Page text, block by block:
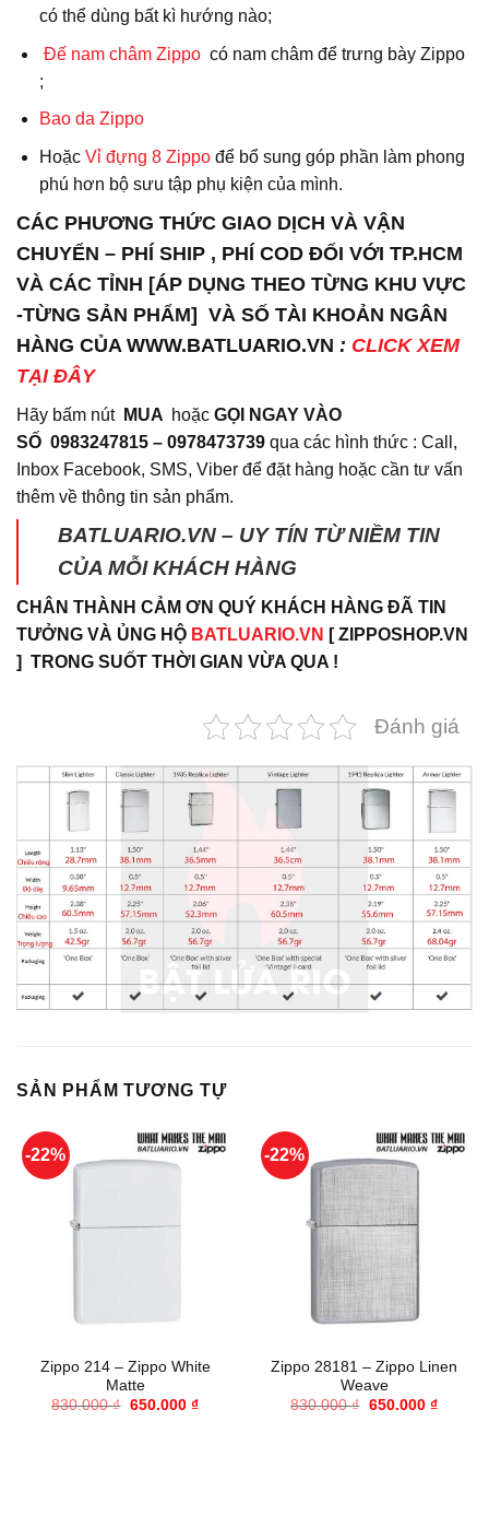
có thể dùng bất kì hướng nào;
Đế nam châm Zippocó nam châm để trưng bày Zippo
;
Bao da Zippo
Hoặc Vỉ đựng 8 Zippođể bổ sung góp phần làm phong
phú hơn bộ sưu tập phụ kiện của mình.
CÁC PHƯƠNG THỨC GIAO DỊCH VÀ VẬN
CHUYỂN – PHÍ SHIP , PHÍ COD ĐỐI VỚI TP.HCM
VÀ CÁC TỈNH [ÁP DỤNG THEO TỪNG KHU VỰC
-TỪNG SẢN PHẨM] VÀ SỐ TÀI KHOẢN NGÂN
HÀNG CỦA WWW.BATLUARIO.VN : CLICK XEM
TẠI ĐÂY
Hãy bấm nút MUA hoặc GỌI NGAY VÀO
SỐ 0983247815 – 0978473739 qua các hình thức : Call,
Inbox Facebook, SMS, Viber để đặt hàng hoặc cần tư vấn
thêm về thông tin sản phẩm.
BATLUARIO.VN – UY TÍN TỪ NIỀM TIN
CỦA MỖI KHÁCH HÀNG
CHÂN THÀNH CẢM ƠN QUÝ KHÁCH HÀNG ĐÃ TIN
TƯỞNG VÀ ỦNG HỘ BATLUARIO.VN [ ZIPPOSHOP.VN
] TRONG SUỐT THỜI GIAN VỪA QUA !
Đánh giá
SẢN PHẨM TƯƠNG TỰ
-22%
Zippo 214 – Zippo White
Matte
830.000₫ Giá
650.000 ₫Giá
-22%
Zippo 28181 – Zippo Linen
Weave
830.000₫ Giá
650.000 ₫Giá